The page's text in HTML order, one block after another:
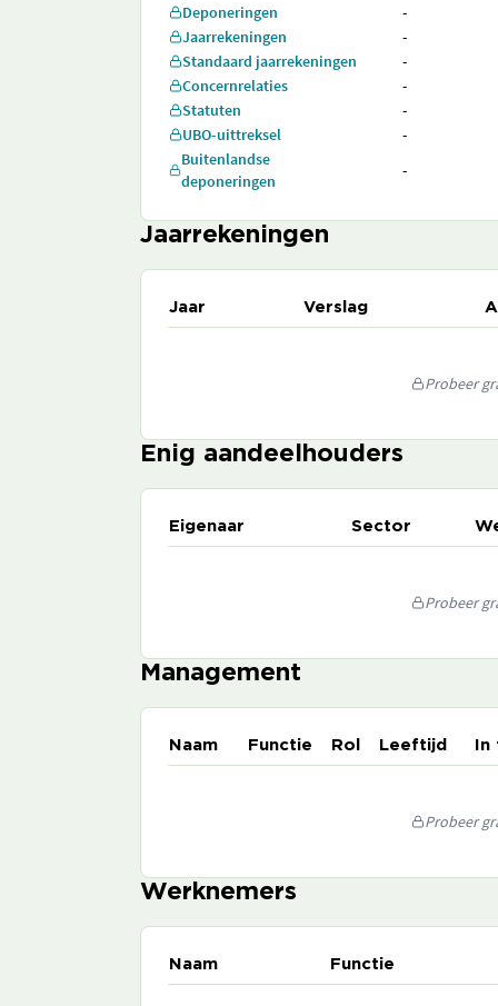
Deponeringen
-
Jaarrekeningen
-
Standaard jaarrekeningen
-
Concernrelaties
-
Statuten
-
UBO-uittreksel
-
Buitenlandse
deponeringen
-
Jaarrekeningen
Jaar Verslag
Probeer
Enig aandeelhouders
Eigenaar Sector
Probeer
Management
Naam Functie Rol Leeftijd
Probeer
Werknemers
Naam Functie